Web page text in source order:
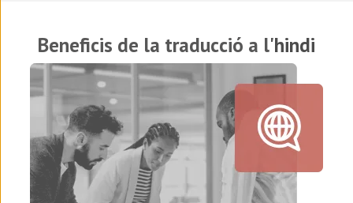
Beneficis de la traducció a l'hindi